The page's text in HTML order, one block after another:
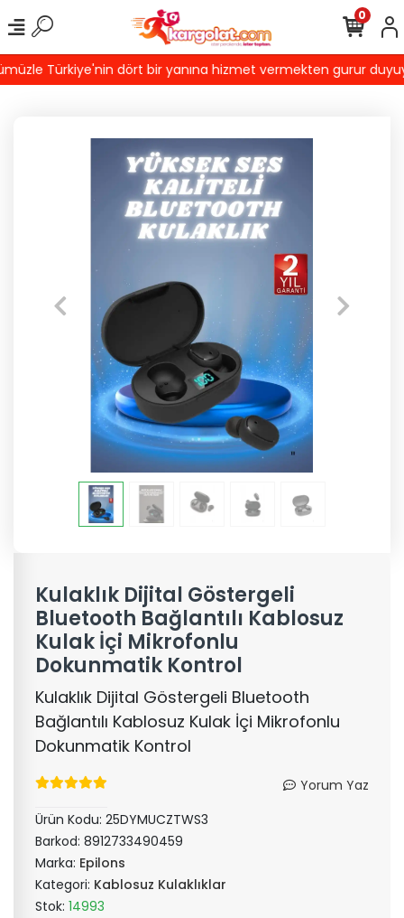
Türkiye'nin dört bir yanına hizmet vermekten gurur
0
Kulaklık Dijital Göstergeli
Bluetooth Bağlantılı Kablosuz
Kulak İçi Mikrofonlu
Dokunmatik Kontrol
Kulaklık Dijital Göstergeli Bluetooth
Bağlantılı Kablosuz Kulak İçi Mikrofonlu
Dokunmatik Kontrol
Yorum Yaz
Ürün Kodu: 25DYMUCZTWS3
Barkod: 8912733490459
Marka: Epilons
Kategori: Kablosuz Kulaklıklar
Stok: 14993